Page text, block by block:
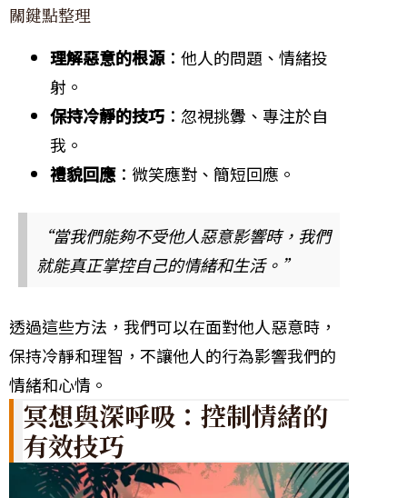
關鍵點整理
理解惡意的根源：他人的問題、情緒投
射。
保持冷靜的技巧 ：忽視挑釁、專注於自
我。
禮貌回應：微笑應對、簡短回應。
“當我們能夠不受他人惡意影響時，我們
就能真正掌控自己的情緒和生活。”
透過這些方法，我們可以在面對他人惡意時，
保持冷靜和理智，不讓他人的行為影響我們的
情緒和心情。
冥想與深呼吸：控制情緒的
有效技巧